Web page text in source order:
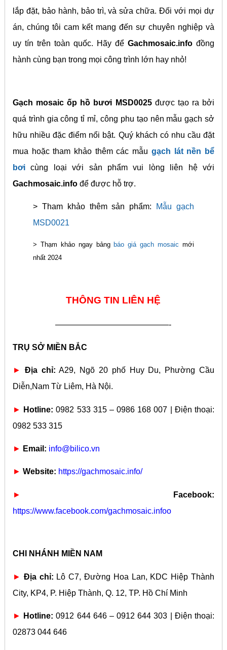
lắp đặt, bảo hành, bảo trì, và sửa chữa. Đối với mọi dự
án, chúng tôi cam kết mang đến sự chuyên nghiệp và
uy tín trên toàn quốc. Hãy đểGachmosaic.info đồng
hành cùng bạn trong mọi công trình lớn hay nhỏ!
Gạch mosaic ốp hồ bươi MSD0025được tạo ra bởi
quá trình gia công tỉ mỉ, công phu tạo nên mẫu gạch sở
hữu nhiều đặc điểm nổi bật. Quý khách có nhu cầu đặt
mua hoặc tham khảo thêm các mẫu gạch lát nền bể
bơicùng loại với sản phẩm vui lòng liên hệ với
Gachmosaic.infođể được hỗ trợ.
> Tham khảo thêm sản phẩm:
Mẫu gạch
MSD0021
> Thạm khảo ngay bảngbáo giá gạch mosaic mới
nhất 2024
THÔNG TIN LIÊN HỆ
——————————————-
TRỤ SỞ MIỀN BẮC
► Địa chỉ: A29, Ngõ 20 phố Huy Du, Phường Cầu
Diễn,Nam Từ Liêm, Hà Nội.
► Hotline: 0982 533 315 – 0986 168 007 | Điện thoại:
0982 533 315
► Email: info@bilico.vn
► Website: https://gachmosaic.info/
►
Facebook:
https://www.facebook.com/gachmosaic.infoo
CHI NHÁNH MIỀN NAM
► Địa chỉ: Lô C7, Đường Hoa Lan, KDC Hiệp Thành
City, KP4, P. Hiệp Thành, Q. 12, TP. Hồ Chí Minh
► Hotline: 0912 644 646 – 0912 644 303 | Điện thoại:
02873 044 646